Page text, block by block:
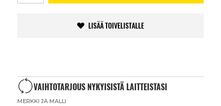
LISÄÄ TOIVELISTALLE
VAIHTOTARJOUS NYKYISISTÄ LAITTEISTASI
MERKKI JA MALLI